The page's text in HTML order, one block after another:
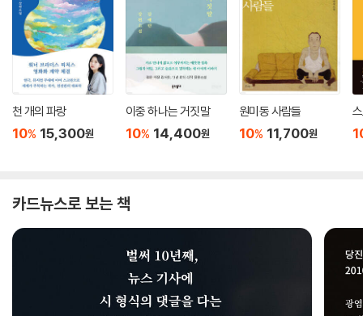
천 개의 파랑
10% 15,300원
이중 하나는 거짓말
10% 14,400원
원미동 사람들
10% 11,700원
카드뉴스로 보는 책